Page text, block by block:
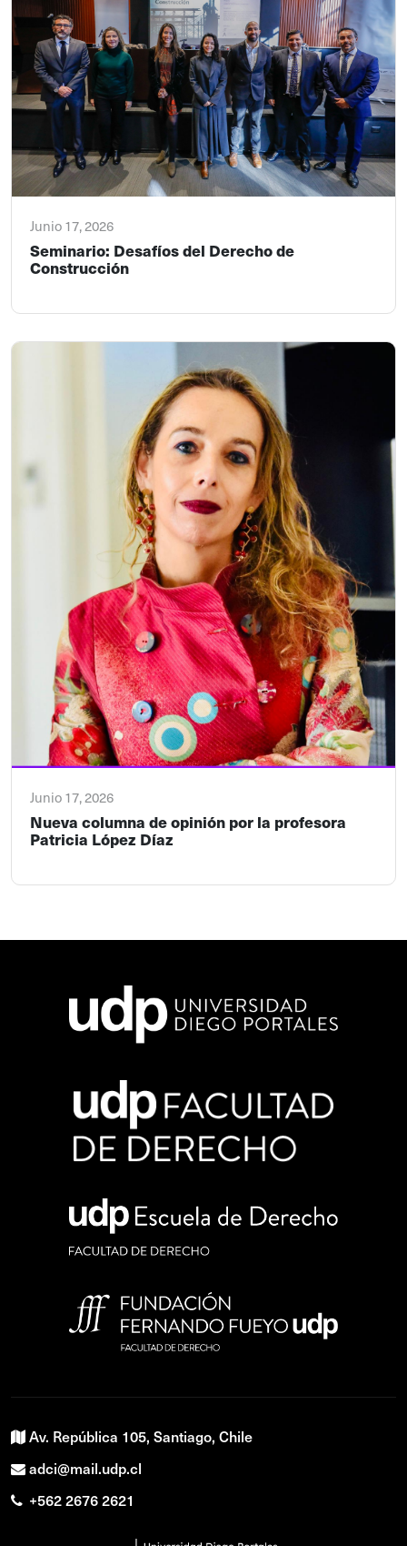
Junio 17, 2026
Seminario: Desafíos del Derecho de
Construcción
Junio 17, 2026
Nueva columna de opinión por la profesora
Patricia López Díaz
Av. República 105, Santiago, Chile
adci@mail.udp.cl
+562 2676 2621